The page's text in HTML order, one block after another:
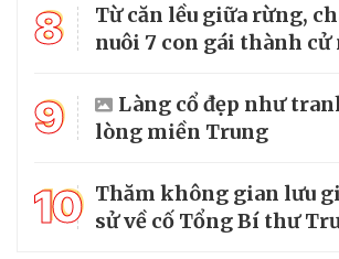
8
Từ căn lều giữa rừng,
nuôi 7 con gái thành cử
9
Làng cổ đẹp như
lòng miền Trung
10 Thăm không gian lưu
sử về cố Tổng Bí thư